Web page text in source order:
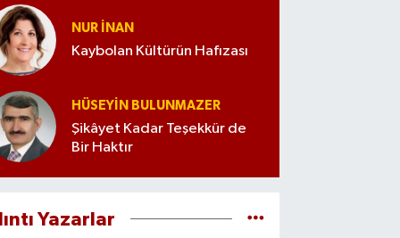
NUR İNAN
Kaybolan Kültürün Hafızası
HÜSEYIN BULUNMAZER
Şikâyet Kadar Teşekkür de
Bir Haktır
Yazarlar